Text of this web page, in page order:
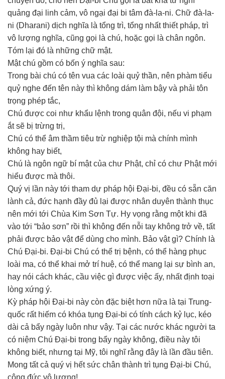
quảng đại linh cảm, vô ngại đại bi tâm đà-la-ni. Chữ đà-la-
ni (Dharani) dịch nghĩa là tổng trì, tổng nhất thiết pháp, trì
vô lượng nghĩa, cũng gọi là chú, hoặc gọi là chân ngôn.
Tóm lại đó là những chữ mật.
Mật chú gồm có bốn ý nghĩa sau:
Trong bài chú có tên vua các loài quỷ thần, nên phàm tiểu
quỷ nghe đến tên này thì không dám làm bậy và phải tôn
trọng phép tắc,
Chú được coi như khẩu lệnh trong quân đội, nếu vi phạm
ắt sẽ bị trừng trị,
Chú có thể âm thầm tiêu trừ nghiệp tội mà chính mình
không hay biết,
Chú là ngôn ngữ bí mật của chư Phật, chỉ có chư Phật mới
hiểu được mà thôi.
Quý vị lần này tới tham dự pháp hội Ðại-bi, đều có sẵn căn
lành cả, đức hạnh đầy đủ lại được nhân duyên thành thục
nên mới tới Chùa Kim Sơn Tự. Hy vọng rằng một khi đã
vào tới “bảo sơn” rồi thì không đến nỗi tay không trở về, tất
phải được bảo vật để dùng cho mình. Bảo vật gì? Chính là
Chú Ðại-bi. Ðại-bi Chú có thể trị bệnh, có thể hàng phục
loài ma, có thể khai mở trí huệ, có thể mang lại sự bình an,
hay nói cách khác, cầu việc gì được việc ấy, nhất định toại
lòng xứng ý.
Kỳ pháp hội Ðại-bi này còn đặc biệt hơn nữa là tại Trung-
quốc rất hiếm có khóa tụng Ðại-bi có tính cách kỷ lục, kéo
dài cả bẩy ngày luôn như vậy. Tại các nước khác người ta
có niệm Chú Ðại-bi trong bẩy ngày không, điều này tôi
không biết, nhưng tại Mỹ, tôi nghĩ rằng đây là lần đầu tiên.
Mong tất cả quý vị hết sức chân thành trì tụng Ðại-bi Chú,
công đức vô lượng!